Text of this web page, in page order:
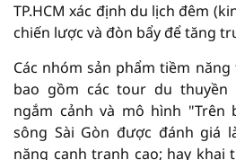
TP.HCM xác định du lịch đêm
chiến lược và đòn bẩy để tăng
Các nhóm sản phẩm tiềm
bao gồm các tour du thuyền
ngắm cảnh và mô hình "Trên
sông Sài Gòn được đánh giá
năng cạnh tranh cao; hay khai